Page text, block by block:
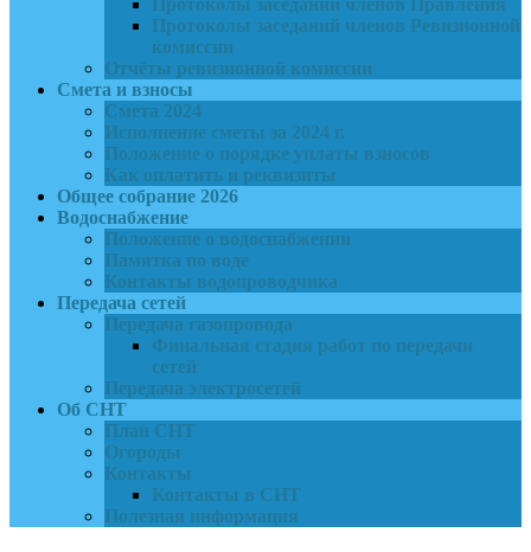
Протоколы заседаний членов Правления
Протоколы заседаний членов Ревизионной
комиссии
Отчёты ревизионной комиссии
Смета и взносы
Смета 2024
Исполнение сметы за 2024 г.
Положение о порядке уплаты взносов
Как оплатить и реквизиты
Общее собрание 2026
Водоснабжение
Положение о водоснабжении
Памятка по воде
Контакты водопроводчика
Передача сетей
Передача газопровода
Финальная стадия работ по передачи
сетей
Передача электросетей
Об СНТ
План СНТ
Огороды
Контакты
Контакты в СНТ
Полезная информация